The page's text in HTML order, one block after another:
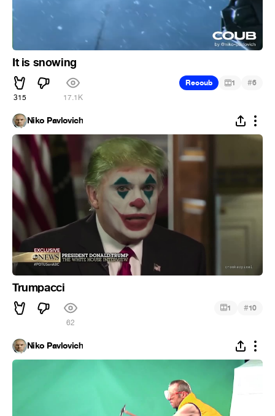
It is snowing
315 17.1K
Recoub 1 #6
Niko Pavlovich
Trumpacci
62
1 #10
Niko Pavlovich